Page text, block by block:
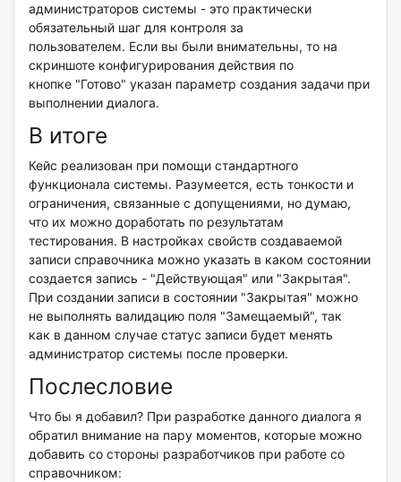
администраторов системы - это практически
обязательный шаг для контроля за
пользователем. Если вы были внимательны, то на
скриншоте конфигурирования действия по
кнопке "Готово" указан параметр создания задачи при
выполнении диалога.
В итоге
Кейс реализован при помощи стандартного
функционала системы. Разумеется, есть тонкости и
ограничения, связанные с допущениями, но думаю,
что их можно доработать по результатам
тестирования. В настройках свойств создаваемой
записи справочника можно указать в каком состоянии
создается запись - "Действующая" или "Закрытая".
При создании записи в состоянии "Закрытая" можно
не выполнять валидацию поля "Замещаемый", так
как в данном случае статус записи будет менять
администратор системы после проверки.
Послесловие
Что бы я добавил? При разработке данного диалога я
обратил внимание на пару моментов, которые можно
добавить со стороны разработчиков при работе со
справочником: